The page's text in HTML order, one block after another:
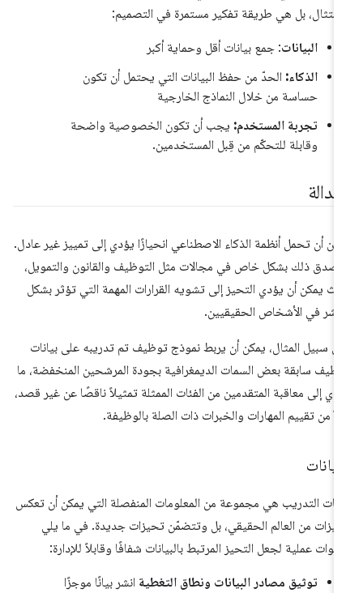
بل هي طريقة تفكير مستمرة في التصميم:
البيانات: جمع بيانات أقل وحماية أكبر
الذكاء:الحدّ من حفظ البيانات التي يحتمل أن تكون
حساسة من خلال النماذج الخارجية
تجربة المستخدم:يجب أن تكون الخصوصية واضحة
وقابلة للتحكّم من قِبل المستخدمين.
أن تحمل أنظمة الذكاء الاصطناعي انحيازًا يؤدي إلى تمييز غير عادل.
ذلك بشكل خاص في مجالات مثل التوظيف والقانون والتمويل،
يمكن أن يؤدي التحيز إلى تشويه القرارات المهمة التي تؤثر بشكل
في الأشخاص الحقيقيين.
سبيل المثال، يمكن أن يربط نموذج توظيف تم تدريبه على بيانات
سابقة بعض السمات الديمغرافية بجودة المرشحين المنخفضة، ما
إلى معاقبة المتقدمين من الفئات الممثلة تمثيلاً ناقصًا عن غير قصد،
من تقييم المهارات والخبرات ذات الصلة بالوظيفة.
التدريب هي مجموعة من المعلومات المنفصلة التي يمكن أن تعكس
من العالم الحقيقي، بل وتتضمّن تحيزات جديدة. في ما يلي
عملية لجعل التحيز المرتبط بالبيانات شفافًا وقابلاً للإدارة:
توثيق مصادر البيانات ونطاق التغطيةانشر بيانًا موجزًا